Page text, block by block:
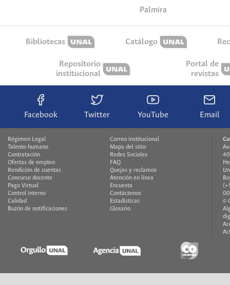
Palmira
Bibliotecas Catálogo
Repositorio
institucional
Portal de
revistas
Facebook Twitter YouTube Email
Régimen Legal
Talento humano
Contratación
Ofertas de empleo
Rendición de cuentas
Concurso docente
Pago Virtual
Control interno
Calidad
Buzón de notificaciones
Correo institucional
Mapa del sitio
Redes Sociales
FAQ
Quejas y reclamos
Atención en línea
Encuesta
Contáctenos
Estadísticas
Glosario
©